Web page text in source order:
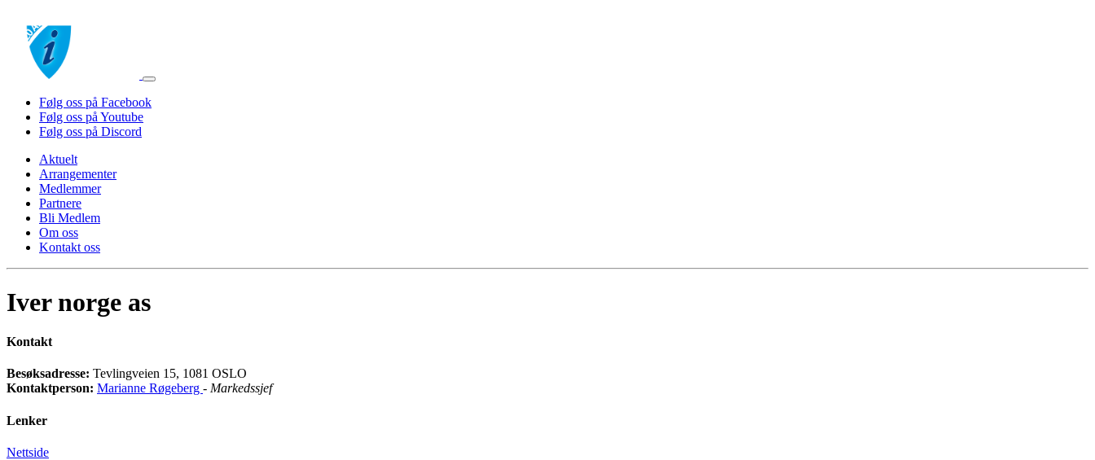
Følg oss på Facebook
Følg oss på Youtube
Følg oss på Discord
Aktuelt
Arrangementer
Medlemmer
Partnere
Bli Medlem
Om oss
Kontakt oss
Iver norge as
Kontakt
Besøksadresse: Tevlingveien 15, 1081 OSLO
Kontaktperson: Marianne Røgeberg - Markedssjef
Lenker
Nettside